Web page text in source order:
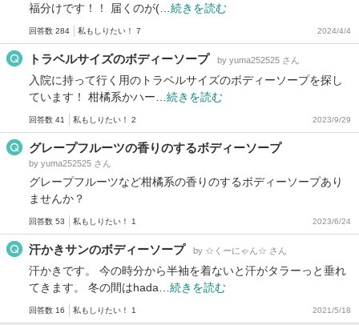
福分けです！！ 届くのが(… 続きを読む
回答数 284 私もしりたい！ 7 2024/4/4
トラベルサイズのボディーソープ by yuma252525 さん
入院に持って行く用のトラベルサイズのボディーソープを探し
ています！ 柑橘系かハー… 続きを読む
回答数 41 私もしりたい！ 2 2023/9/29
グレープフルーツの香りのするボディーソープ
by yuma252525 さん
グレープフルーツなど柑橘系の香りのするボディーソープあり
ませんか？
回答数 53 私もしりたい！ 1 2023/6/24
汗かきサンのボディーソープ by ☆くーにゃん☆ さん
汗かきです。 今の時分から半袖を着ないと汗がタラーっと垂れ
てきます。 冬の間はhada… 続きを読む
回答数 16 私もしりたい！ 1 2021/5/18